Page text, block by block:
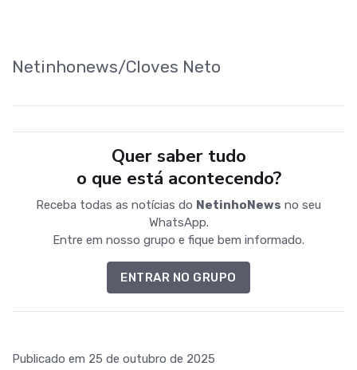
Netinhonews/Cloves Neto
Quer saber tudo
o que está acontecendo?
Receba todas as notícias do NetinhoNews no seu
WhatsApp.
Entre em nosso grupo e fique bem informado.
ENTRAR NO GRUPO
Publicado em 25 de outubro de 2025